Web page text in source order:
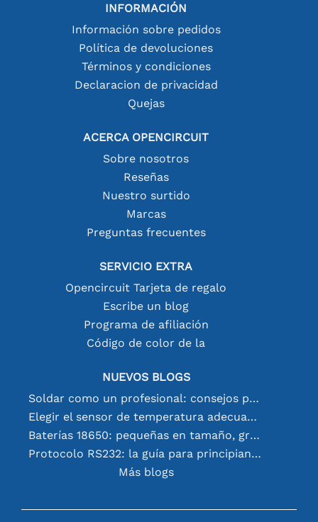
INFORMACIÓN
Información sobre pedidos
Política de devoluciones
Términos y condiciones
Declaracion de privacidad
Quejas
ACERCA OPENCIRCUIT
Sobre nosotros
Reseñas
Nuestro surtido
Marcas
Preguntas frecuentes
SERVICIO EXTRA
Opencircuit Tarjeta de regalo
Escribe un blog
Programa de afiliación
Código de color de la
NUEVOS BLOGS
Soldar como un profesional: consejos para conexiones electrónicas perfectas
Elegir el sensor de temperatura adecuado [youtube]
Baterías 18650: pequeñas en tamaño, grandes en rendimiento
Protocolo RS232: la guía para principiantes
Más blogs